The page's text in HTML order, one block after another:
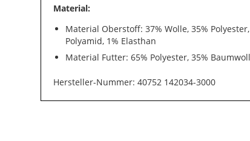
Material:
Material Oberstoff: 37% Wolle, 35% Polyester,
Polyamid, 1% Elasthan
Material Futter: 65% Polyester, 35%
Hersteller-Nummer: 40752 142034-3000